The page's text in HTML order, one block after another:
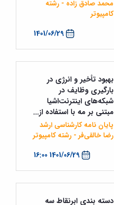
1401/06/29
محمد صادق زاده - رشته
کامپیوتر
1401/06/29 16:00
بهبود تأخیر و انرژی در
بارگیری وظایف در
شبکه‌های اینترنت‌اشیا
مبتنی بر مه با استفاده از...
پایان نامه کارشناسی ارشد
رضا خالقی‌فر - رشته کامپیوتر
دسته بندی ابرنقاط سه